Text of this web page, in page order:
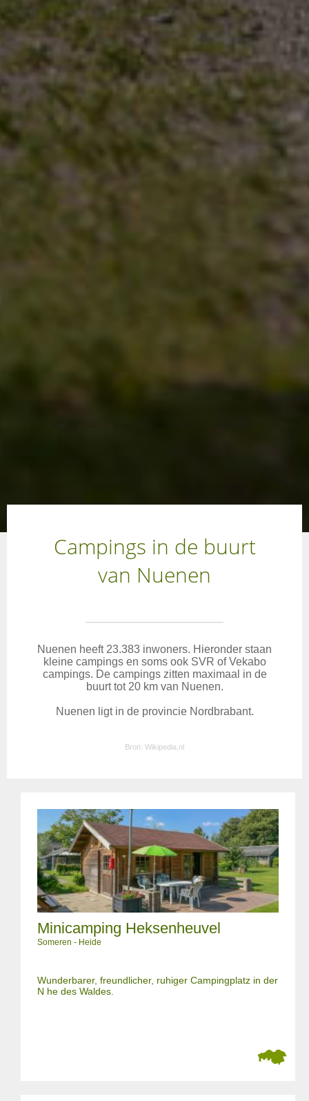
Campings in de buurt
van Nuenen
Nuenen heeft 23.383 inwoners. Hieronder staan
kleine campings en soms ook SVR of Vekabo
campings. De campings zitten maximaal in de
buurt tot 20 km van Nuenen.
Nuenen ligt in de provincie Nordbrabant.
Bron: Wikipedia.nl
Minicamping Heksenheuvel
Someren - Heide
Wunderbarer, freundlicher, ruhiger Campingplatz in der
N he des Waldes.